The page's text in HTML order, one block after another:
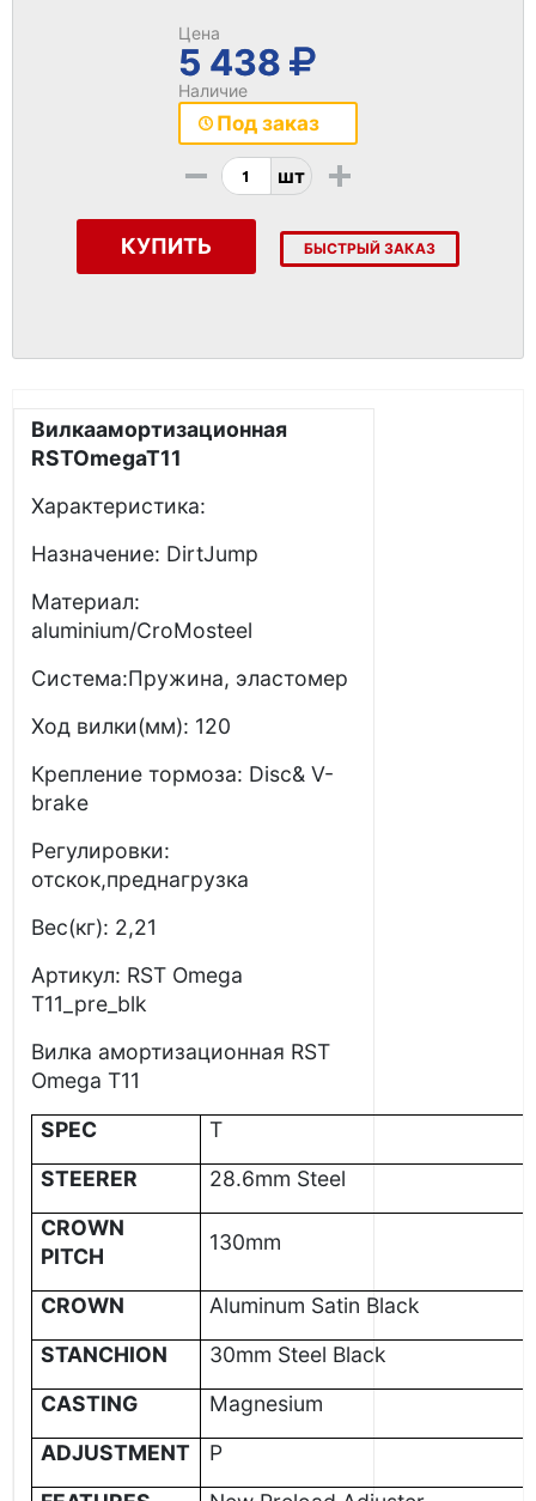
Цена
5 438
Наличие
Под заказ
- шт +
КУПИТЬ БЫСТРЫЙ ЗАКАЗ
Вилкаамортизационная
RSTOmegaT11
Характеристика:
Назначение: DirtJump
Материал:
aluminium/CroMosteel
Система:Пружина, эластомер
Ход вилки(мм): 120
Крепление тормоза: Disc& V-
brake
Регулировки:
отскок,преднагрузка
Вес(кг): 2,21
Артикул: RST Omega
T11_pre_blk
Вилка амортизационная RST
Omega T11
SPEC
T
STEERER
28.6mm Steel
CROWN
PITCH
130mm
CROWN
Aluminum Satin Black
STANCHION
30mm Steel Black
CASTING
Magnesium
ADJUSTMENT
P